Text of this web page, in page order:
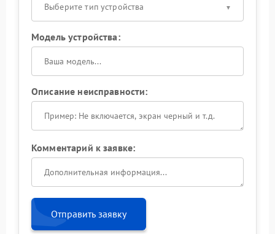
Выберите тип устройства
Модель устройства:
Описание неисправности:
Комментарий к заявке:
Отправить заявку